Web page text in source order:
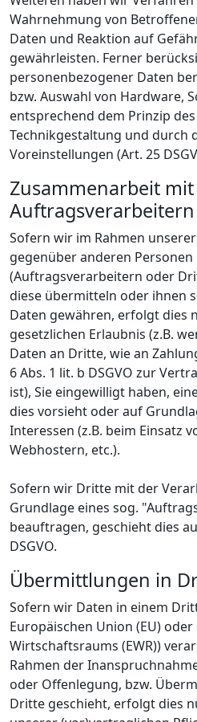
Wahrnehmung von
Daten und Reaktion auf
gewährleisten. Ferner
personenbezogener Daten
bzw. Auswahl von Hardware,
entsprechend dem Prinzip
Technikgestaltung und durch
Voreinstellungen (Art. 25
Zusammenarbeit mit
Sofern wir im Rahmen
gegenüber anderen
(Auftragsverarbeitern oder
diese übermitteln oder ihnen
Daten gewähren, erfolgt dies
gesetzlichen Erlaubnis (z.B.
Daten an Dritte, wie an
6 Abs. 1 lit. b DSGVO zur
ist), Sie eingewilligt haben,
dies vorsieht oder auf
Interessen (z.B. beim Einsatz
Webhostern, etc.).
Sofern wir Dritte mit der
Grundlage eines sog.
beauftragen, geschieht dies
DSGVO.
Übermittlungen in
Sofern wir Daten in einem
Europäischen Union (EU)
Wirtschaftsraums (EWR))
Rahmen der
oder Offenlegung, bzw.
Dritte geschieht, erfolgt dies